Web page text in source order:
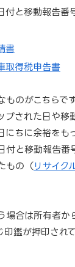
付と移動報告番
書
取得税申告書
ものがこちらで
プされた日や移
にちに余裕をも
付と移動報告番
もの（リサイク
場合は所有者か
印鑑が押印され